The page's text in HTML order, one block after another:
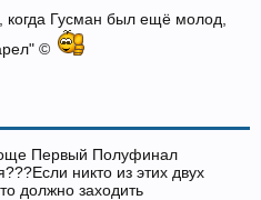
когда Гусман был ещё молод,
©
Первый Полуфинал
никто из этих двух
должно заходить